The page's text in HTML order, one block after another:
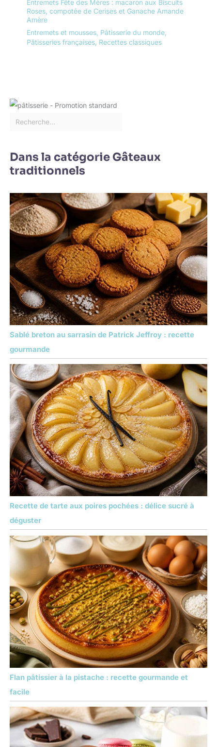
Entremets Fête des Mères : macaron aux Biscuits
Roses, compotée de Cerises et Ganache Amande
Amère
Entremets et mousses Pâtisserie du monde
Pâtisseries françaises Recettes classiques
Dans la catégorie Gâteaux
traditionnels
Sablé breton au sarrasin de Patrick Jeffroy : recette
gourmande
Recette de tarte aux poires pochées : délice sucré à
déguster
Flan pâtissier à la pistache : recette gourmande et
facile